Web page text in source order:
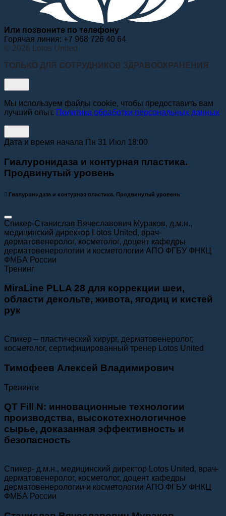
Или позвоните по телефону
Горячая линия: +7 968 726 40 64
© 2026 Lotos United
ТОЛЬКО ДЛЯ СОТРУДНИКОВ ЗДРАВООХРАНЕНИЯ
Мы используем файлы cookie, чтобы предоставить вам
лучший опыт. Политика обработки персональных данных
Дата и время начала Пн 31 Июл 18:00
Гиалуронидаза и контурная пластика.
Продвинутый уровень
Гиалуронидаза и контурная пластика. Продвинутый уровень
Cпикер-Станислав Вячеславович Мураков, д.м.н.,
медицинский директор Lotos United, врач-
дерматовенеролог, косметолог, доцент кафедры
дерматовенерологии и косметологии АПО ФГБУ ФНКЦ
ФМБА России
Тренинг
MiraLine PLLA 28 для коррекции шеи,
области декольте, живота, ягодиц и кистей
рук
Спикер – пластический хирург, дерматовенеролог,
косметолог, сертифицированный тренер Lotos United
Тимофеев Алексей Владимирович
Тренинги
QT Fill N: инновационные технологии
производства, высокотехнологичное
сырье, доказанная эффективность и
безопасность
Cпикер- д.м.н., медицинский директор Lotos United, врач-
дерматовенеролог, косметолог, доцент кафедры
дерматовенерологии и косметологии АПО ФГБУ ФНКЦ
ФМБА России